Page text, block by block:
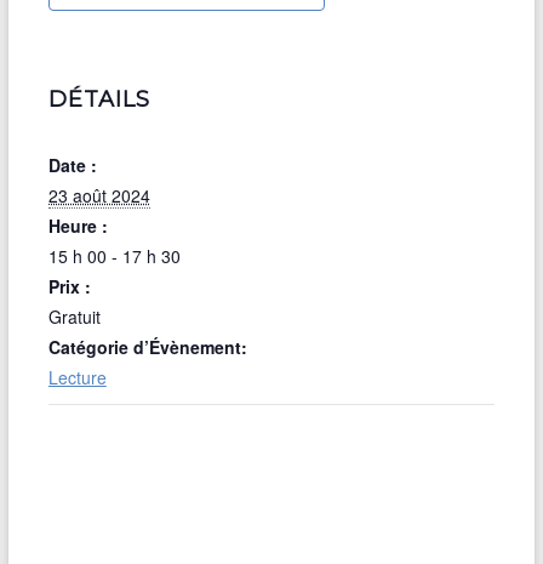
DÉTAILS
Date :
23 août 2024
Heure :
15 h 00 - 17 h 30
Prix :
Gratuit
Catégorie d’Évènement:
Lecture